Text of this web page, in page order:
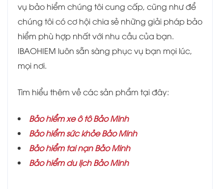
vụ bảo hiểm chúng tôi cung cấp, cũng như để
chúng tôi có cơ hội chia sẻ những giải pháp bảo
hiểm phù hợp nhất với nhu cầu của bạn.
IBAOHIEM luôn sẵn sàng phục vụ bạn mọi lúc,
mọi nơi.
Tìm hiểu thêm về các sản phẩm tại đây:
Bảo hiểm xe ô tô Bảo Minh
Bảo hiểm sức khỏe Bảo Minh
Bảo hiểm tai nạn Bảo Minh
Bảo hiểm du lịch Bảo Minh